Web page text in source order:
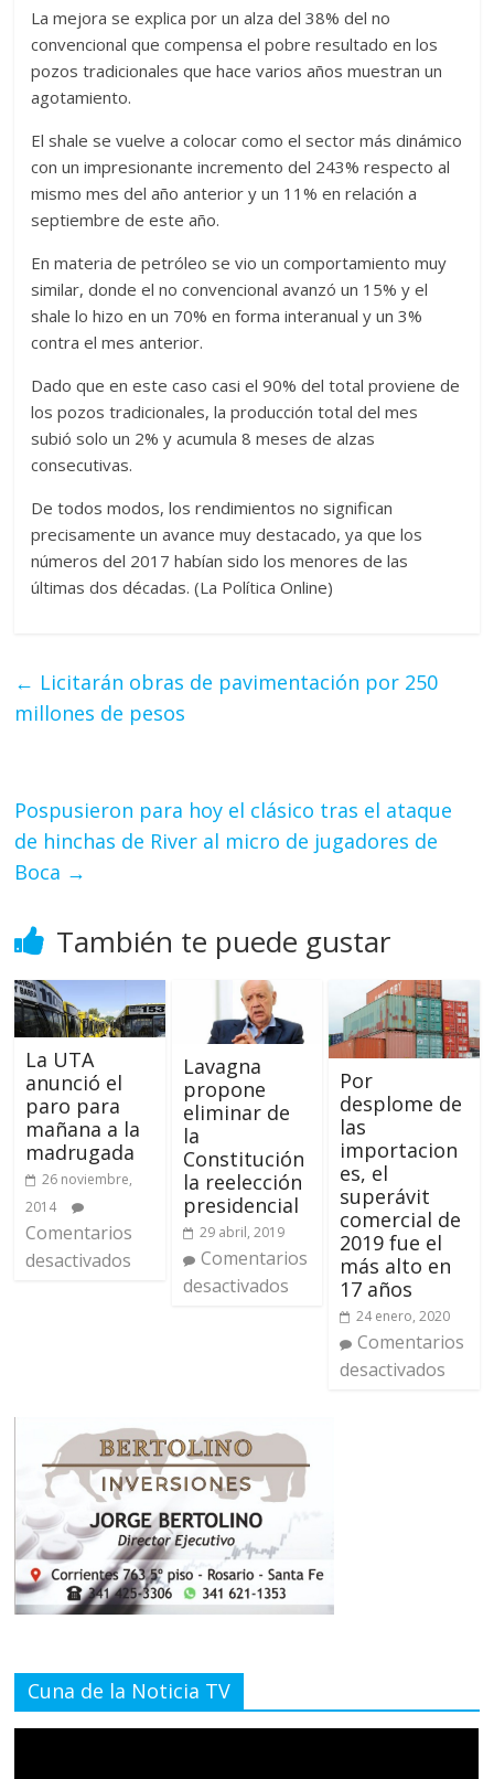
La mejora se explica por un alza del 38% del no
convencional que compensa el pobre resultado en los
pozos tradicionales que hace varios años muestran un
agotamiento.
El shale se vuelve a colocar como el sector más dinámico
con un impresionante incremento del 243% respecto al
mismo mes del año anterior y un 11% en relación a
septiembre de este año.
En materia de petróleo se vio un comportamiento muy
similar, donde el no convencional avanzó un 15% y el
shale lo hizo en un 70% en forma interanual y un 3%
contra el mes anterior.
Dado que en este caso casi el 90% del total proviene de
los pozos tradicionales, la producción total del mes
subió solo un 2% y acumula 8 meses de alzas
consecutivas.
De todos modos, los rendimientos no significan
precisamente un avance muy destacado, ya que los
números del 2017 habían sido los menores de las
últimas dos décadas. (La Política Online)
← Licitarán obras de pavimentación por 250
millones de pesos
Pospusieron para hoy el clásico tras el ataque
de hinchas de River al micro de jugadores de
Boca →
También te puede gustar
La UTA
anunció el
paro para
mañana a la
madrugada
26 noviembre,
2014
Comentarios
desactivados
Lavagna
propone
eliminar de
la
Constitución
la reelección
presidencial
29 abril, 2019
Comentarios
desactivados
Por
desplome de
las
importacion
es, el
superávit
comercial de
2019 fue el
más alto en
17 años
24 enero, 2020
Comentarios
desactivados
Cuna de la Noticia TV